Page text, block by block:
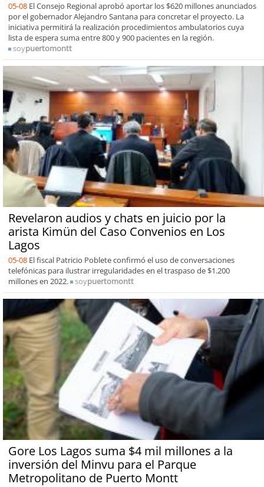
05-08 El Consejo Regional aprobó aportar los $620 millones anunciados
por el gobernador Alejandro Santana para concretar el proyecto. La
iniciativa permitirá la realización procedimientos ambulatorios cuya
lista de espera suma entre 800 y 900 pacientes en la región.
soypuertomontt
Revelaron audios y chats en juicio por la
arista Kimün del Caso Convenios en Los
Lagos
05-08 El fiscal Patricio Poblete confirmó el uso de conversaciones
telefónicas para ilustrar irregularidades en el traspaso de $1.200
millones en 2022.
soypuertomontt
Gore Los Lagos suma $4 mil millones a la
inversión del Minvu para el Parque
Metropolitano de Puerto Montt